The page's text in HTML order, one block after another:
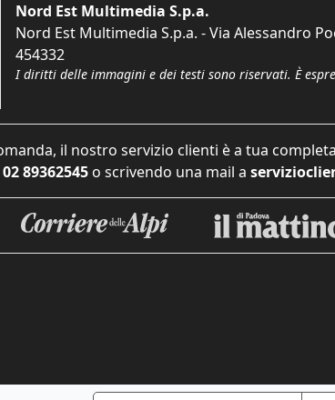
Nord Est Multimedia S.p.a.
Nord Est Multimedia S.p.a. - Via Alessandro
454332
I diritti delle immagini e dei testi sono riservati. È
il nostro servizio clienti è a tua
02 89362545 o scrivendo una mail a